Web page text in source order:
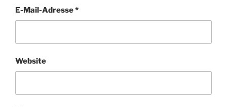
E-Mail-Adresse*
Website